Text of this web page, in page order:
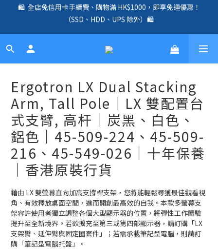
🛍️  全店免信用卡手續費、購物滿 HK$1000，即享免運優惠！
（SSD、HDD、UPS 除外）🛍️
（SSD、HDD、UPS 除外）🛍️
☎️ 全店免信用卡手續費｜提供客製化中、小、大型企業網絡、儲
🛍️  全店免信用卡手續費、購物滿 HK$1000，即享免運優惠！
（SSD、HDD、UPS 除外）🛍️
Ergotron LX Dual Stacking
Arm, Tall Pole｜LX 雙配置台
式支臂, 高杆｜炭黑、白色、
鋁色｜45-509-224、45-509-
216、45-549-026｜十年保養
｜香港原裝行貨
藉由 LX 雙螢幕直向加高支撐桿支架，您將能輕鬆尋獲最佳觀看視
角、有效釋放桌面空間，進而開創最高效的自我。本款多螢幕支
架容許使用者獨立調整各個大型顯示器的位置，將彈性工作體驗
提升至全新境界。若欲擴充至第三或第四部顯示器，請訂購「LX
支架臂、延伸臂與固定圈套件」；若需承載筆記型電腦，則請訂
購「筆記型電腦托盤」。